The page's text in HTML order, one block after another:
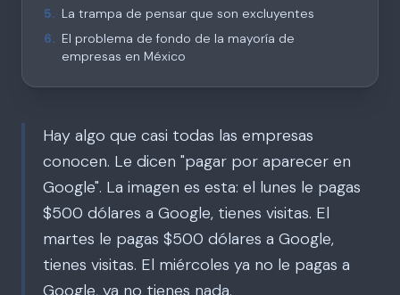
5. La trampa de pensar que son excluyentes
6. El problema de fondo de la mayoría de
empresas en México
Hay algo que casi todas las empresas
conocen. Le dicen "pagar por aparecer en
Google". La imagen es esta: el lunes le pagas
$500 dólares a Google, tienes visitas. El
martes le pagas $500 dólares a Google,
tienes visitas. El miércoles ya no le pagas a
Google, ya no tienes nada.